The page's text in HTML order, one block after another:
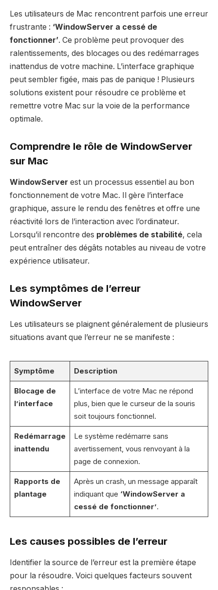
Les utilisateurs de Mac rencontrent parfois une erreur
frustrante : ‘WindowServer a cessé de
fonctionner’. Ce problème peut provoquer des
ralentissements, des blocages ou des redémarrages
inattendus de votre machine. L’interface graphique
peut sembler figée, mais pas de panique ! Plusieurs
solutions existent pour résoudre ce problème et
remettre votre Mac sur la voie de la performance
optimale.
Comprendre le rôle de WindowServer
sur Mac
WindowServer est un processus essentiel au bon
fonctionnement de votre Mac. Il gère l’interface
graphique, assure le rendu des fenêtres et offre une
réactivité lors de l’interaction avec l’ordinateur.
Lorsqu’il rencontre des problèmes de stabilité, cela
peut entraîner des dégâts notables au niveau de votre
expérience utilisateur.
Les symptômes de l’erreur
WindowServer
Les utilisateurs se plaignent généralement de plusieurs
situations avant que l’erreur ne se manifeste :
Symptôme Description
Blocage de
l’interface
L’interface de votre Mac ne répond
plus, bien que le curseur de la souris
soit toujours fonctionnel.
Redémarrage
inattendu
Le système redémarre sans
avertissement, vous renvoyant à la
page de connexion.
Rapports de
plantage
Après un crash, un message apparaît
indiquant que ‘WindowServer a
cessé de fonctionner’.
Les causes possibles de l’erreur
Identifier la source de l’erreur est la première étape
pour la résoudre. Voici quelques facteurs souvent